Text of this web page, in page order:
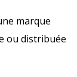
marque
ou distribuée